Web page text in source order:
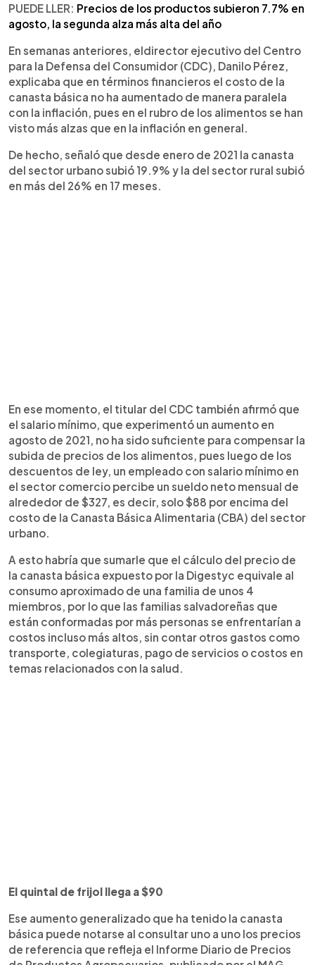
PUEDE LLER: Precios de los productos subieron 7.7% en
agosto, la segunda alza más alta del año
En semanas anteriores, eldirector ejecutivo del Centro
para la Defensa del Consumidor (CDC), Danilo Pérez,
explicaba que en términos financieros el costo de la
canasta básica no ha aumentado de manera paralela
con la inflación, pues en el rubro de los alimentos se han
visto más alzas que en la inflación en general.
De hecho, señaló que desde enero de 2021 la canasta
del sector urbano subió 19.9% y la del sector rural subió
en más del 26% en 17 meses.
En ese momento, el titular del CDC también afirmó que
el salario mínimo, que experimentó un aumento en
agosto de 2021, no ha sido suficiente para compensar la
subida de precios de los alimentos, pues luego de los
descuentos de ley, un empleado con salario mínimo en
el sector comercio percibe un sueldo neto mensual de
alrededor de $327, es decir, solo $88 por encima del
costo de la Canasta Básica Alimentaria (CBA) del sector
urbano.
A esto habría que sumarle que el cálculo del precio de
la canasta básica expuesto por la Digestyc equivale al
consumo aproximado de una familia de unos 4
miembros, por lo que las familias salvadoreñas que
están conformadas por más personas se enfrentarían a
costos incluso más altos, sin contar otros gastos como
transporte, colegiaturas, pago de servicios o costos en
temas relacionados con la salud.
El quintal de frijol llega a $90
Ese aumento generalizado que ha tenido la canasta
básica puede notarse al consultar uno a uno los precios
de referencia que refleja el Informe Diario de Precios